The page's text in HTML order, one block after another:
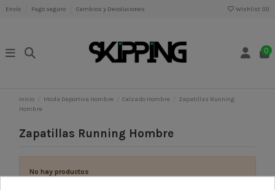
Envío Pago seguro Cambios y Devoluciones Wishlist (0)
0
Inicio Moda Deportiva Hombre Calzado Hombre
Zapatillas Running
Hombre
Zapatillas Running Hombre
No hay productos